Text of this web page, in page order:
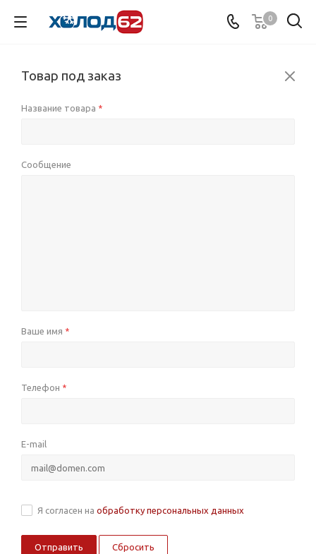
0
Товар под заказ
Название товара *
Сообщение
Ваше имя *
Телефон *
E-mail
Я согласен на обработку персональных данных
Сбросить